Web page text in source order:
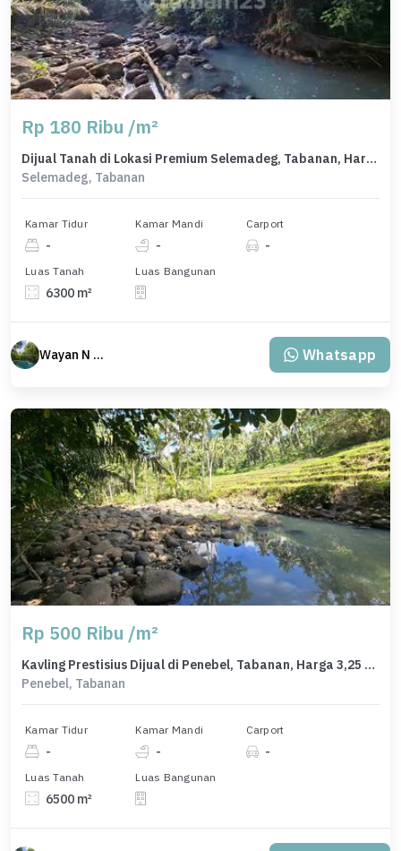
Rp 180 Ribu /m²
Dijual Tanah di Lokasi Premium Selemadeg, Tabanan, Harga 1,13 Miliar
Selemadeg, Tabanan
Kamar Tidur
-
Kamar Mandi
-
Carport
-
Luas Tanah
6300 m²
Luas Bangunan
Wayan N Bali Whatsapp
Rp 500 Ribu /m²
Kavling Prestisius Dijual di Penebel, Tabanan, Harga 3,25 Miliar
Penebel, Tabanan
Kamar Tidur
-
Kamar Mandi
-
Carport
-
Luas Tanah
6500 m²
Luas Bangunan